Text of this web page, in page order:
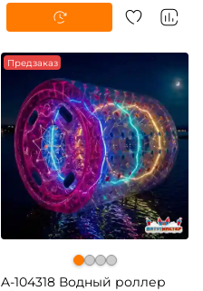
Предзаказ
A-104318 Водный роллер